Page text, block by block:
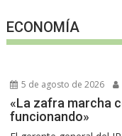
ECONOMÍA
5 de agosto de 2026
«La zafra marcha
funcionando»